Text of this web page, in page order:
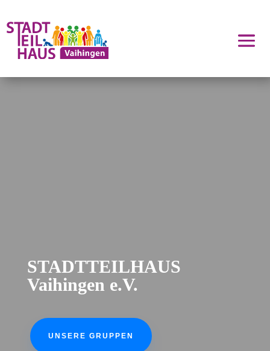
STADTTEILHAUS
Vaihingen e.V.
UNSERE GRUPPEN